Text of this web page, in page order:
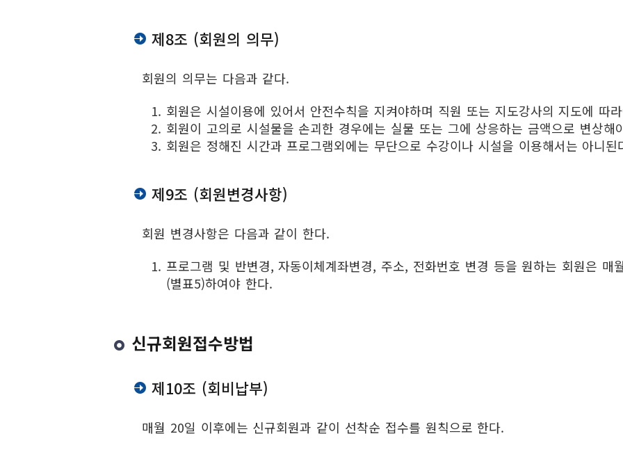
제8조 (회원의 의무)
회원의 의무는 다음과 같다.
회원은 시설이용에 있어서 안전수칙을 지켜야하며 직원 또는 지도강사의 지도에 따
회원이 고의로 시설물을 손괴한 경우에는 실물 또는 그에 상응하는 금액으로 변상해
회원은 정해진 시간과 프로그램외에는 무단으로 수강이나 시설을 이용해서는 아니된
제9조 (회원변경사항)
회원 변경사항은 다음과 같이 한다.
프로그램 및 반변경, 자동이체계좌변경, 주소, 전화번호 변경 등을 원하는 회원은 매
(별표5)하여야 한다.
신규회원접수방법
제10조 (회비납부)
매월 20일 이후에는 신규회원과 같이 선착순 접수를 원칙으로 한다.